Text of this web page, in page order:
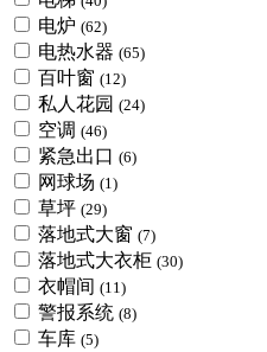
电炉 (62)
电热水器 (65)
百叶窗 (12)
私人花园 (24)
空调 (46)
紧急出口 (6)
网球场 (1)
草坪 (29)
落地式大窗 (7)
落地式大衣柜 (30)
衣帽间 (11)
警报系统 (8)
车库 (5)